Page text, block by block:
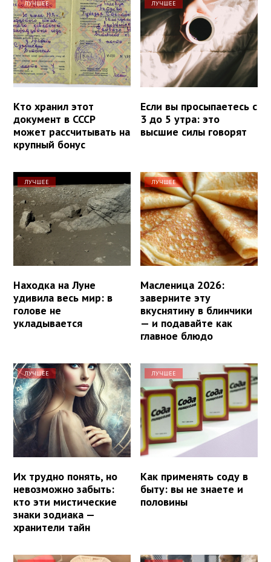
ЛУЧШЕЕ
Кто хранил этот
документ в СССР
может рассчитывать на
крупный бонус
ЛУЧШЕЕ
Если вы просыпаетесь с
3 до 5 утра: это
высшие силы говорят
ЛУЧШЕЕ
Находка на Луне
удивила весь мир: в
голове не
укладывается
ЛУЧШЕЕ
Масленица 2026:
заверните эту
вкуснятину в блинчики
— и подавайте как
главное блюдо
ЛУЧШЕЕ
Их трудно понять, но
невозможно забыть:
кто эти мистические
знаки зодиака —
хранители тайн
ЛУЧШЕЕ
Как применять соду в
быту: вы не знаете и
половины